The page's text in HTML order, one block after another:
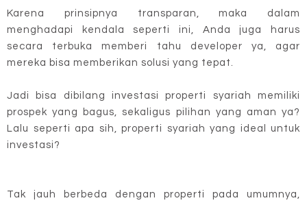
Karena prinsipnya transparan, maka dalam
menghadapi kendala seperti ini, Anda juga harus
secara terbuka memberi tahu developer ya, agar
mereka bisa memberikan solusi yang tepat.
Jadi bisa dibilang investasi properti syariah memiliki
prospek yang bagus, sekaligus pilihan yang aman ya?
Lalu seperti apa sih, properti syariah yang ideal untuk
investasi?
Tak jauh berbeda dengan properti pada umumnya,